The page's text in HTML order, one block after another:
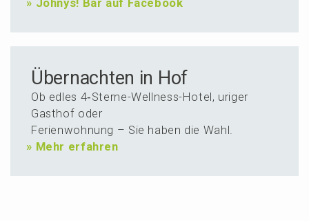
» Johnys! Bar auf Facebook
Über­nachten in Hof
Ob edles 4‑Ster­ne-Wellness-Hotel, uriger
Gasthof oder
Ferien­woh­nung – Sie haben die Wahl.
» Mehr erfahren